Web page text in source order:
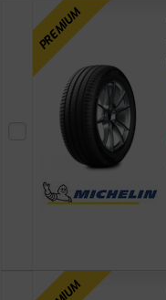
PREMIUM